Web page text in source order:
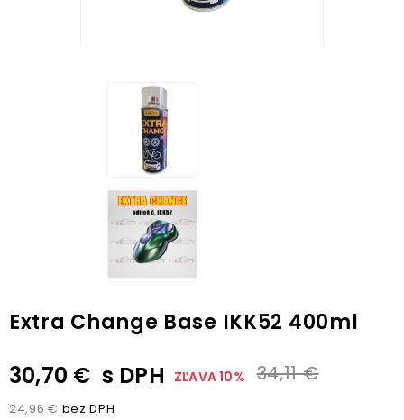
Extra Change Base IKK52 400ml
30,70 € s DPH ZĽAVA 10% 34,11 €
24,96 € bez DPH